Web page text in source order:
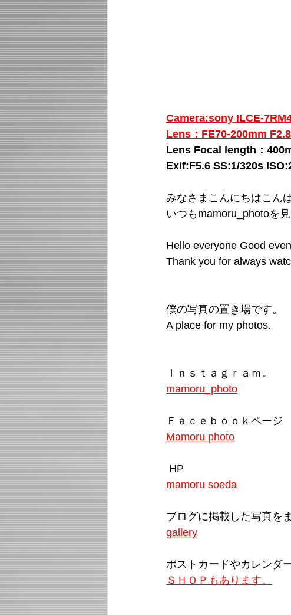
Camera:sony ILCE-
Lens：FE70-200mm
Lens Focal length：
Exif:F5.6 SS:1/320s
みなさまこんにちはこん
いつもmamoru_photoを
Hello everyone Good
Thank you for always
僕の写真の置き場です。
A place for my photos.
Ｉｎｓｔａｇｒａｍ↓
mamoru_photo
Ｆａｃｅｂｏｏｋページ
Mamoru photo
HP
mamoru soeda
ブログに掲載した写真を
gallery
ポストカードやカレンダ
ＳＨＯＰもあります。